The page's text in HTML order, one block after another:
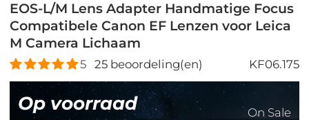
EOS-L/M Lens Adapter Handmatige Focus
Compatibele Canon EF Lenzen voor Leica
M Camera Lichaam
5 25beoordeling(en) KF06.175
Op voorraad On Sale